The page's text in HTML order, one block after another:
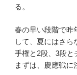
る。
春の早い段階で昨
して、夏にはさ
手権と2段、3段と
まずは、慶應戦に